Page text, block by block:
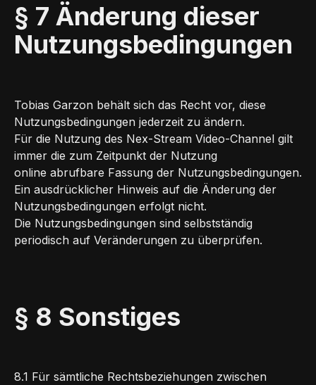
§ 7 Änderung dieser
Nutzungsbedingungen
Tobias Garzon behält sich das Recht vor, diese
Nutzungsbedingungen jederzeit zu ändern.
Für die Nutzung des Nex-Stream Video-Channel gilt
immer die zum Zeitpunkt der Nutzung
online abrufbare Fassung der Nutzungsbedingungen.
Ein ausdrücklicher Hinweis auf die Änderung der
Nutzungsbedingungen erfolgt nicht.
Die Nutzungsbedingungen sind selbstständig
periodisch auf Veränderungen zu überprüfen.
§ 8 Sonstiges
8.1 Für sämtliche Rechtsbeziehungen zwischen